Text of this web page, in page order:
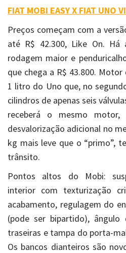
FIAT MOBI EASY X FIAT UNO
Preços começam com a
até R$ 42.300, Like On.
rodagem maior e
que chega a R$ 43.800.
1 litro do Uno que, no
cilindros de apenas seis
receberá o mesmo
desvalorização adicional no
kg mais leve que o “primo”,
trânsito.
Pontos altos do Mobi:
interior com texturização
acabamento, regulagem do
(pode ser bipartido),
traseiras e tampa do porta-
Os bancos dianteiros são